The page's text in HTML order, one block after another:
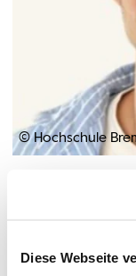
Diese Webseite
© Hochschule
zum Profil